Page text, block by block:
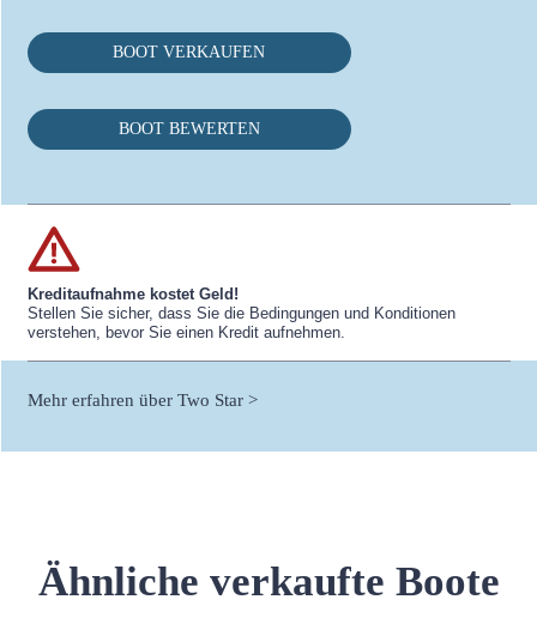
BOOT VERKAUFEN
BOOT BEWERTEN
Kreditaufnahme kostet Geld!
Stellen Sie sicher, dass Sie die Bedingungen und Konditionen
verstehen, bevor Sie einen Kredit aufnehmen.
Mehr erfahren über Two Star >
Ähnliche verkaufte Boote